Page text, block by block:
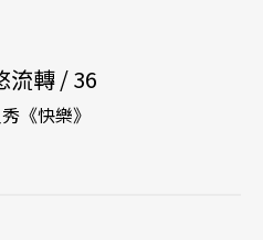
流轉 / 36
《快樂》